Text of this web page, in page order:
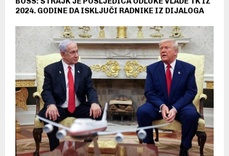
2024. GODINE DA ISKLJUČI RADNIKE IZ DIJALOGA